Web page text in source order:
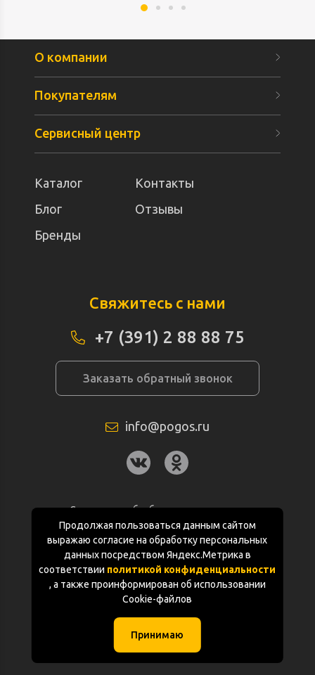
Продолжая пользоваться данным сайтом
выражаю согласие на обработку персональных
данных посредством Яндекс.Метрика в
соответствии политикой конфиденциальности
, а также проинформирован об использовании
Cookie-файлов
Принимаю
О компании
Покупателям
Сервисный центр
Каталог
Контакты
Блог
Отзывы
Бренды
Свяжитесь с нами
+7 (391) 2 88 88 75
Заказать обратный звонок
info@pogos.ru
Согласие на обработку персональных
данных
Политика конфиденциальности
Документация
(с) «POGOS.ru» 2010-2026 (ИП Чивчян М.Р.)